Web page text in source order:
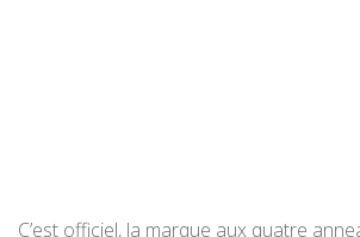
C’est officiel, la marque aux quatre